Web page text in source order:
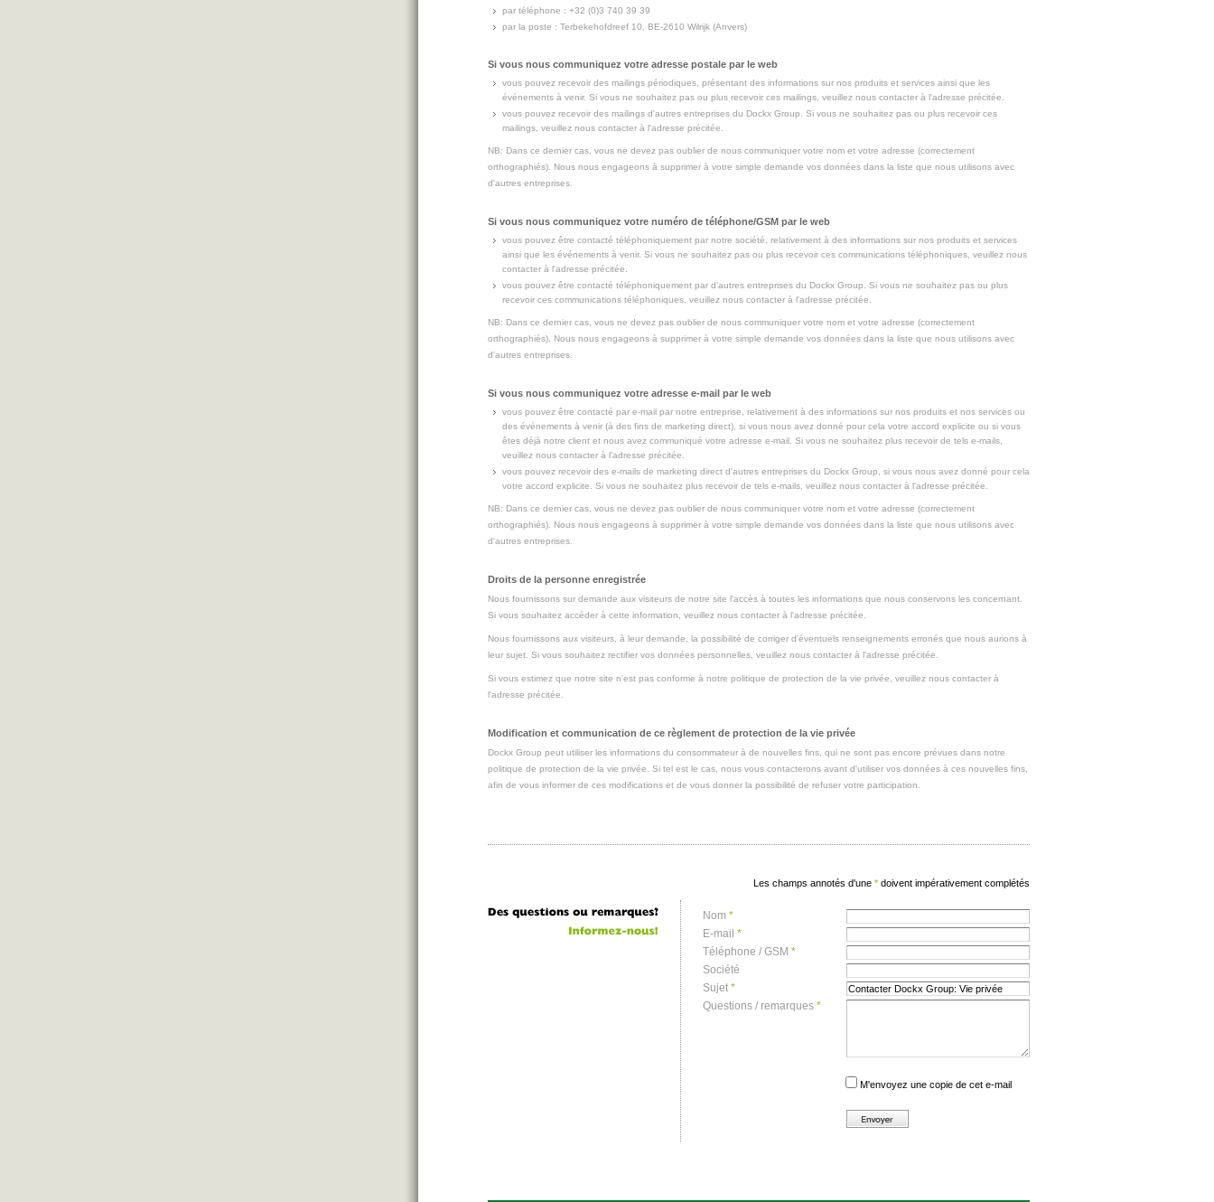
par téléphone : +32 (0)3 740 39 39
par la poste : Terbekehofdreef 10, BE-2610 Wilrijk (Anvers)
Si vous nous communiquez votre adresse postale par le web
vous pouvez recevoir des mailings périodiques, présentant des informations sur nos produits et services ainsi que les
événements à venir. Si vous ne souhaitez pas ou plus recevoir ces mailings, veuillez nous contacter à l'adresse précitée.
vous pouvez recevoir des mailings d'autres entreprises du Dockx Group. Si vous ne souhaitez pas ou plus recevoir ces
mailings, veuillez nous contacter à l'adresse précitée.
NB: Dans ce dernier cas, vous ne devez pas oublier de nous communiquer votre nom et votre adresse (correctement
orthographiés). Nous nous engageons à supprimer à votre simple demande vos données dans la liste que nous utilisons avec
d'autres entreprises.
Si vous nous communiquez votre numéro de téléphone/GSM par le web
vous pouvez être contacté téléphoniquement par notre société, relativement à des informations sur nos produits et services
ainsi que les événements à venir. Si vous ne souhaitez pas ou plus recevoir ces communications téléphoniques, veuillez nous
contacter à l'adresse précitée.
vous pouvez être contacté téléphoniquement par d'autres entreprises du Dockx Group. Si vous ne souhaitez pas ou plus
recevoir ces communications téléphoniques, veuillez nous contacter à l'adresse précitée.
NB: Dans ce dernier cas, vous ne devez pas oublier de nous communiquer votre nom et votre adresse (correctement
orthographiés). Nous nous engageons à supprimer à votre simple demande vos données dans la liste que nous utilisons avec
d'autres entreprises.
Si vous nous communiquez votre adresse e-mail par le web
vous pouvez être contacté par e-mail par notre entreprise, relativement à des informations sur nos produits et nos services ou
des événements à venir (à des fins de marketing direct), si vous nous avez donné pour cela votre accord explicite ou si vous
êtes déjà notre client et nous avez communiqué votre adresse e-mail. Si vous ne souhaitez plus recevoir de tels e-mails,
veuillez nous contacter à l'adresse précitée.
vous pouvez recevoir des e-mails de marketing direct d'autres entreprises du Dockx Group, si vous nous avez donné pour cela
votre accord explicite. Si vous ne souhaitez plus recevoir de tels e-mails, veuillez nous contacter à l'adresse précitée.
NB: Dans ce dernier cas, vous ne devez pas oublier de nous communiquer votre nom et votre adresse (correctement
orthographiés). Nous nous engageons à supprimer à votre simple demande vos données dans la liste que nous utilisons avec
d'autres entreprises.
Droits de la personne enregistrée
Nous fournissons sur demande aux visiteurs de notre site l'accès à toutes les informations que nous conservons les concernant.
Si vous souhaitez accéder à cette information, veuillez nous contacter à l'adresse précitée.
Nous fournissons aux visiteurs, à leur demande, la possibilité de corriger d'éventuels renseignements erronés que nous aurions à
leur sujet. Si vous souhaitez rectifier vos données personnelles, veuillez nous contacter à l'adresse précitée.
Si vous estimez que notre site n'est pas conforme à notre politique de protection de la vie privée, veuillez nous contacter à
l'adresse précitée.
Modification et communication de ce règlement de protection de la vie privée
Dockx Group peut utiliser les informations du consommateur à de nouvelles fins, qui ne sont pas encore prévues dans notre
politique de protection de la vie privée. Si tel est le cas, nous vous contacterons avant d'utiliser vos données à ces nouvelles fins,
afin de vous informer de ces modifications et de vous donner la possibilité de refuser votre participation.
Les champs annotés d'une * doivent impérativement complétés
Nom *
E-mail *
Téléphone / GSM *
Société
Sujet *
Questions / remarques *
M'envoyez une copie de cet e-mail